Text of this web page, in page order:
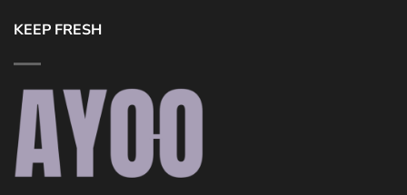
KEEP FRESH